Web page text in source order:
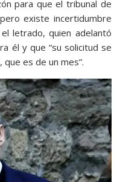
para que el tribunal de
existe incertidumbre
letrado, quien adelantó
él y que “su solicitud se
es de un mes”.